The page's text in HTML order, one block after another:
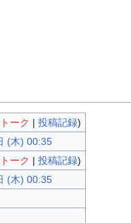
トーク | 投稿記録)
(木) 00:35
トーク | 投稿記録)
(木) 00:35